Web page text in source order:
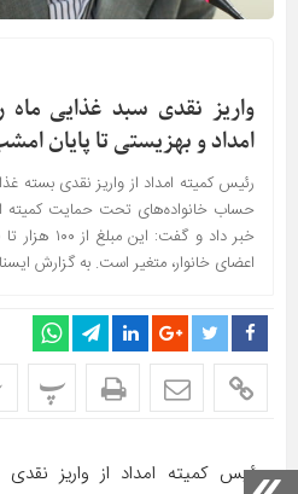
واریز نقدی سبد غذایی
امداد و بهزیستی تا پایان
حساب خانواده‌های تحت حمایت کمیته
اعضای خانوار، متغیر است. به گزارش
پ